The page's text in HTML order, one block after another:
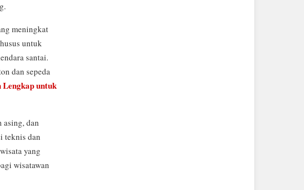
meningkat
untuk
santai.
dan sepeda
untuk
asing, dan
teknis dan
yang
wisatawan